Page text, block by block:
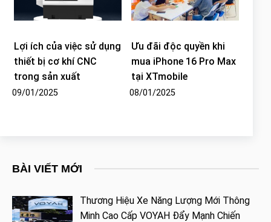
Lợi ích của việc sử dụng
thiết bị cơ khí CNC
trong sản xuất
09/01/2025
Ưu đãi độc quyền khi
mua iPhone 16 Pro Max
tại XTmobile
08/01/2025
BÀI VIẾT MỚI
Thương Hiệu Xe Năng Lượng Mới Thông
Minh Cao Cấp VOYAH Đẩy Mạnh Chiến